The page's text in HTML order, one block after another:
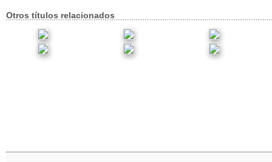
Otros títulos relacionados